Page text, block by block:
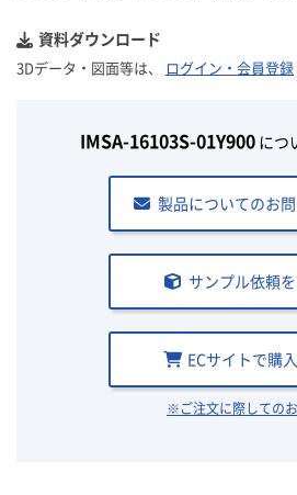
資料ダウンロード
3Dデータ・図面等は、 ログイン・会員登録
IMSA-16103S-01Y900につ
製品についてのお
サンプル依頼
ECサイトで購
※ご注文に際しての